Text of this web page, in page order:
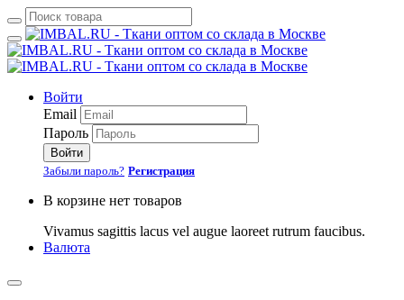
Войти
Email
Пароль
Войти
Забыли пароль? Регистрация
В корзине нет товаров
Vivamus sagittis lacus vel augue laoreet rutrum faucibus.
Валюта